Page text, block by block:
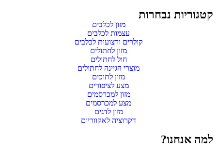
קטגוריות נבחרות
מזון לכלבים
עצמות לכלבים
קולרים ורצועות לכלבים
מזון לחתולים
חול לחתולים
מוצרי הגיינה לחתולים
מזון לתוכים
מצע לציפורים
מזון למכרסמים
מצע למכרסמים
מזון לדגים
דקרוציה לאקווריום
למה אנחנו?